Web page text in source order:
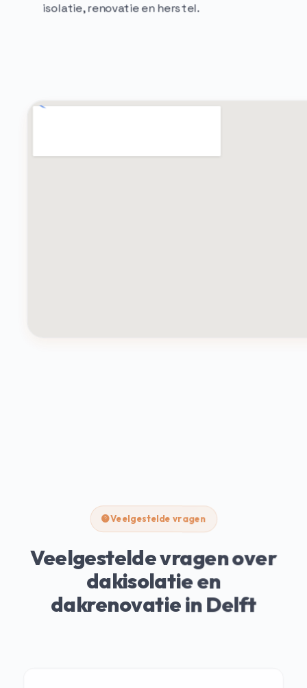
isolatie, renovatie en herstel.
Veelgestelde vragen
Veelgestelde vragen over
dakisolatie en
dakrenovatie in Delft